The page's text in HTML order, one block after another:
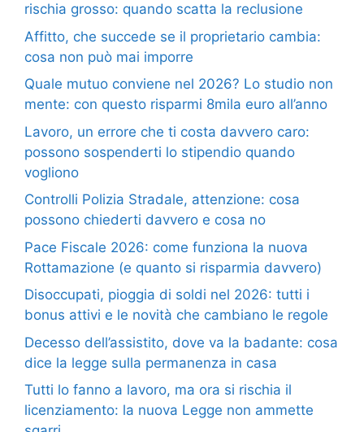
rischia grosso: quando scatta la reclusione
Affitto, che succede se il proprietario cambia:
cosa non può mai imporre
Quale mutuo conviene nel 2026? Lo studio non
mente: con questo risparmi 8mila euro all’anno
Lavoro, un errore che ti costa davvero caro:
possono sospenderti lo stipendio quando
vogliono
Controlli Polizia Stradale, attenzione: cosa
possono chiederti davvero e cosa no
Pace Fiscale 2026: come funziona la nuova
Rottamazione (e quanto si risparmia davvero)
Disoccupati, pioggia di soldi nel 2026: tutti i
bonus attivi e le novità che cambiano le regole
Decesso dell’assistito, dove va la badante: cosa
dice la legge sulla permanenza in casa
Tutti lo fanno a lavoro, ma ora si rischia il
licenziamento: la nuova Legge non ammette